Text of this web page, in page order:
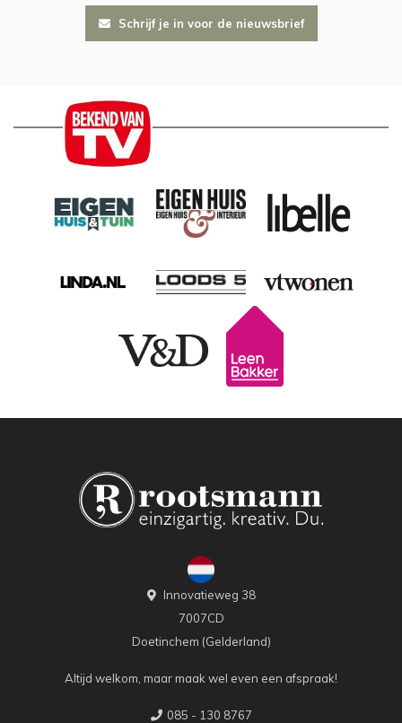
Schrijf je in voor de nieuwsbrief
Innovatieweg 38
7007CD
Doetinchem (Gelderland)
Altijd welkom, maar maak wel even een afspraak!
085 - 130 8767